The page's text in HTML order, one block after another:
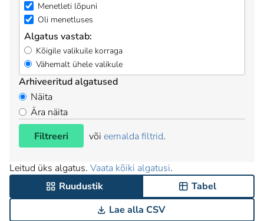
Menetleti lõpuni
Oli menetluses
Algatus vastab:
Kõigile valikuile korraga
Vähemalt ühele valikule
Arhiveeritud algatused
Näita
Ära näita
Filtreeri
või eemalda filtrid.
Leitud üks algatus. Vaata kõiki algatusi.
Ruudustik
Tabel
Lae alla CSV